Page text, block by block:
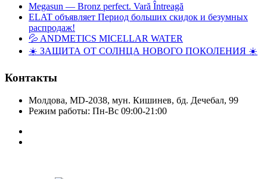
Megasun — Bronz perfect. Vară Întreagă
ELAT объявляет Период больших скидок и безумных
распродаж!
💦 ANDMETICS MICELLAR WATER
☀️ ЗАЩИТА ОТ СОЛНЦА НОВОГО ПОКОЛЕНИЯ ☀️
Контакты
Молдова, MD-2038, мун. Кишинев, бд. Дечебал, 99
Режим работы: Пн-Вс 09:00-21:00